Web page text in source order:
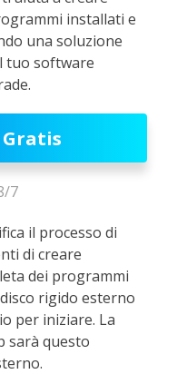
installati e
una soluzione
tuo software
Gratis
7
il processo di
di creare
dei programmi
rigido esterno
per iniziare. La
sarà questo